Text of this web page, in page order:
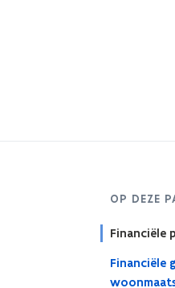
OP DEZE
Financiële
Financiële